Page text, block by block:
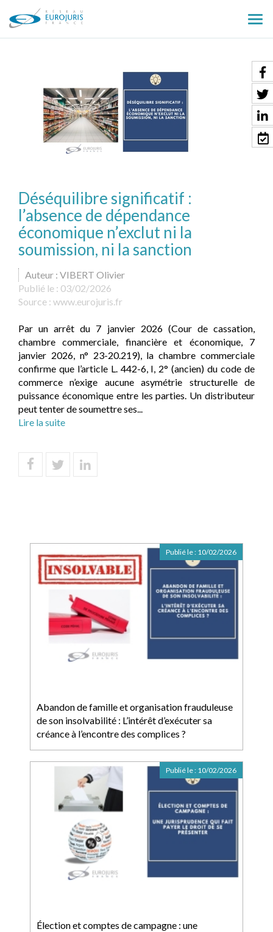
le
Déséquilibre significatif :
l’absence de dépendance
économique n’exclut ni la
soumission, ni la sanction
Auteur : VIBERT Olivier
Publié le : 03/02/2026
Source : www.eurojuris.fr
Par un arrêt du 7 janvier 2026 (Cour de cassation,
chambre commerciale, financière et économique, 7
janvier 2026, n° 23-20.219), la chambre commerciale
confirme que l’article L. 442-6, I, 2° (ancien) du code de
commerce n’exige aucune asymétrie structurelle de
puissance économique entre les parties. Un distributeur
peut tenter de soumettre ses...
Lire la suite
Abandon de famille et organisation frauduleuse
de son insolvabilité : L’intérêt d’exécuter sa
créance à l’encontre des complices ?
Publié le : 10/02/2026
Élection et comptes de campagne : une
Publié le : 10/02/2026